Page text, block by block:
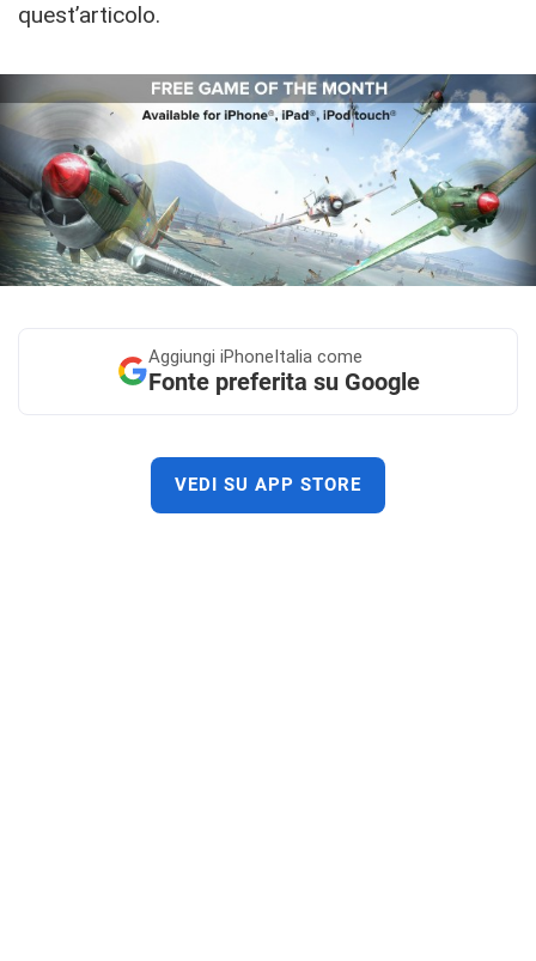
quest’articolo.
Aggiungi iPhoneItalia come
Fonte preferita su Google
VEDI SU APP STORE